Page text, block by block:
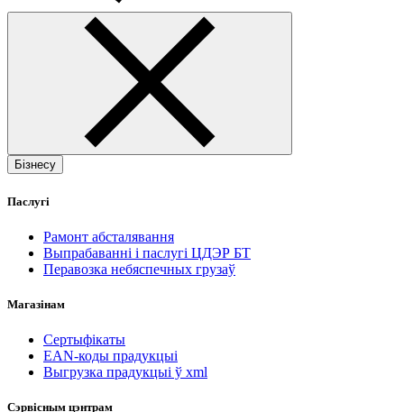
Бізнесу
Паслугі
Рамонт абсталявання
Выпрабаванні і паслугі ЦДЭР БТ
Перавозка небяспечных грузаў
Магазінам
Сертыфікаты
EAN-коды прадукцыі
Выгрузка прадукцыі ў xml
Сэрвісным цэнтрам